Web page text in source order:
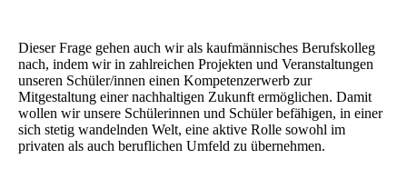
Dieser Frage gehen auch wir als kaufmännisches Berufskolleg
nach, indem wir in zahlreichen Projekten und Veranstaltungen
unseren Schüler/innen einen Kompetenzerwerb zur
Mitgestaltung einer nachhaltigen Zukunft ermöglichen. Damit
wollen wir unsere Schülerinnen und Schüler befähigen, in einer
sich stetig wandelnden Welt, eine aktive Rolle sowohl im
privaten als auch beruflichen Umfeld zu übernehmen.